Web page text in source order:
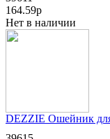
164.59р
Нет в наличии
DEZZIE Ошейник